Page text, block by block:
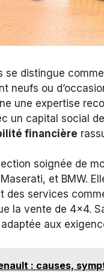
se distingue
neufs ou
une expertise
un capital social
financière
soignée de
et BMW.
services
la vente de 4×4.
aux
: causes,